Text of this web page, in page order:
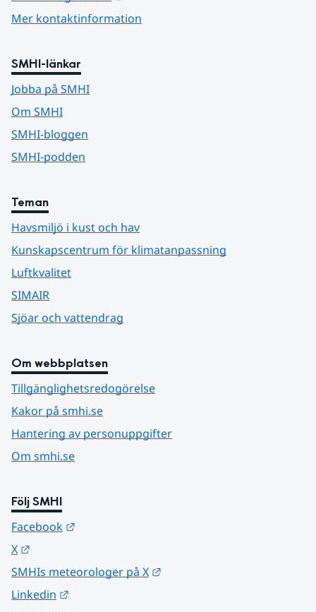
Mer kontaktinformation
SMHI-länkar
Jobba på SMHI
Om SMHI
SMHI-bloggen
SMHI-podden
Teman
Havsmiljö i kust och hav
Kunskapscentrum för klimatanpassning
Luftkvalitet
SIMAIR
Sjöar och vattendrag
Om webbplatsen
Tillgänglighetsredogörelse
Kakor på smhi.se
Hantering av personuppgifter
Om smhi.se
Följ SMHI
Facebook
X
SMHIs meteorologer på X
Linkedin